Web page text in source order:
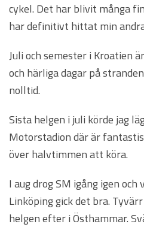
cykel. Det har blivit många
har definitivt hittat min
Juli och semester i Kroatien
och härliga dagar på
nolltid.
Sista helgen i juli körde jag
Motorstadion där är
över halvtimmen att köra.
I aug drog SM igång igen
Linköping gick det bra.
helgen efter i Östhammar.